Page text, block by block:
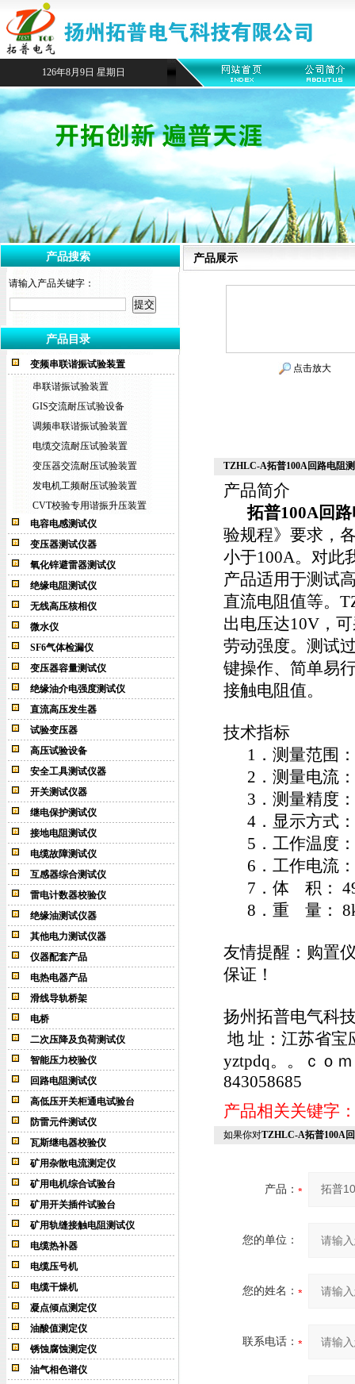
126年8月9日 星期日
产品搜索
请输入产品关键字：
产品目录
变频串联谐振试验装置
串联谐振试验装置
GIS交流耐压试验设备
调频串联谐振试验装置
电缆交流耐压试验装置
变压器交流耐压试验装置
发电机工频耐压试验装置
CVT校验专用谐振升压装置
电容电感测试仪
变压器测试仪器
氧化锌避雷器测试仪
绝缘电阻测试仪
无线高压核相仪
微水仪
SF6气体检漏仪
变压器容量测试仪
绝缘油介电强度测试仪
直流高压发生器
试验变压器
高压试验设备
安全工具测试仪器
开关测试仪器
继电保护测试仪
接地电阻测试仪
电缆故障测试仪
互感器综合测试仪
雷电计数器校验仪
绝缘油测试仪器
其他电力测试仪器
仪器配套产品
电热电器产品
滑线导轨桥架
电桥
二次压降及负荷测试仪
智能压力校验仪
回路电阻测试仪
高低压开关柜通电试验台
防雷元件测试仪
瓦斯继电器校验仪
矿用杂散电流测定仪
矿用电机综合试验台
矿用开关插件试验台
矿用轨缝接触电阻测试仪
电缆热补器
电缆压号机
电缆干燥机
凝点倾点测定仪
油酸值测定仪
锈蚀腐蚀测定仪
油气相色谱仪
产品展示
点击放大
TZHLC-A拓普100A回路电阻
产品简介
拓普100A回
验规程》要求，
小于100A。对此
产品适用于测试
直流电阻值等。
出电压达10V，
劳动强度。测试
键操作、简单易
接触电阻值。
技术指标
1．测量范围
2．测量电流：
3．测量精度：
4．显示方式
5．工作温度
6．工作电流：
7．体 积：
8．重 量：
友情提醒：购置
保证！
扬州拓普电气科
地 址：江苏省宝
yztpdq。。ｃｏｍ
843058685
产品相关关键字
如果你对TZHLC-A拓普100A
产品：
您的单位：
您的姓名：
联系电话：